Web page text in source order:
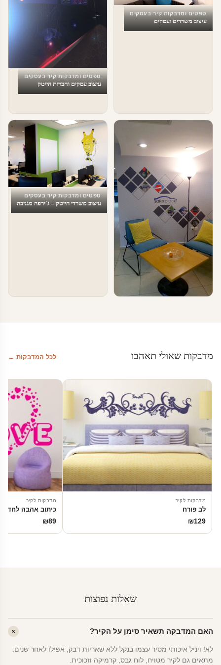
טפטים ומדבקות קיר בעסקים
עיצוב משרדים ועסקים
טפטים ומדבקות קיר בעסקים
עיצוב עסקים וחברות הייטק
טפטים ומדבקות קיר בעסקים
עיצוב משרדי הייטק – ג'ירפה מגניבה
מדבקות שאולי תאהבו לכל המדבקות ←
מדבקות לקיר
לב פורח
₪129
מדבקות לקיר
כיתוב אהבה לחדר
₪89
שאלות נפוצות
האם המדבקה תשאיר סימן על הקיר?
לא! ויניל איכותי מסיר עצמו בנקל ללא שאריות דבק, אפילו לאחר שנים.
מתאים גם לקיר מטויח, לוח גבס, קרמיקה וזכוכית.